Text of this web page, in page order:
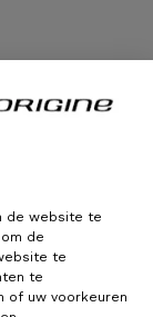
de website te
de
te
te
of uw voorkeuren